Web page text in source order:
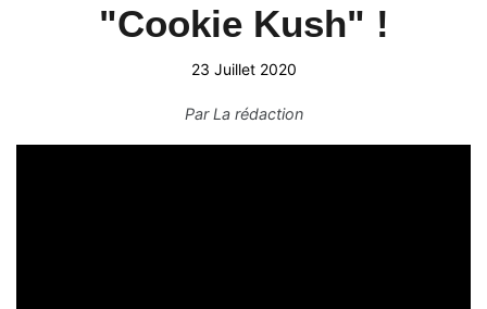
"Cookie Kush" !
23 Juillet 2020
ParLa rédaction